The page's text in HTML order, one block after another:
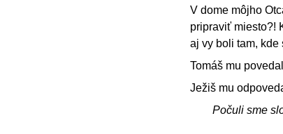
V dome môjho
pripraviť miesto?!
aj vy boli tam, kde
Tomáš mu
Ježiš mu
Počuli sme